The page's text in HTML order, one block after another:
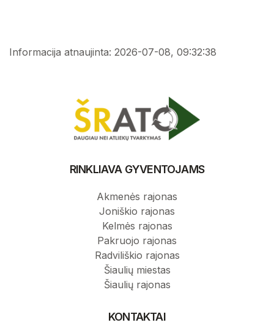
Informacija atnaujinta: 2026-07-08, 09:32:38
RINKLIAVA GYVENTOJAMS
Akmenės rajonas
Joniškio rajonas
Kelmės rajonas
Pakruojo rajonas
Radviliškio rajonas
Šiaulių miestas
Šiaulių rajonas
KONTAKTAI